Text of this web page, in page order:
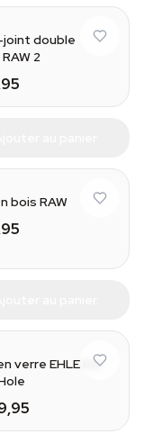
double
2
bois RAW
verre EHLE Ice